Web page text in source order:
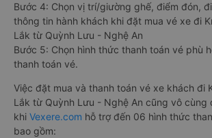
Bước 4: Chọn vị trí/giường ghế, điểm đón,
thông tin hành khách khi đặt mua vé xe đi
Lắk từ Quỳnh Lưu - Nghệ An
Bước 5: Chọn hình thức thanh toán vé phù
thanh toán vé.
Việc đặt mua và thanh toán vé xe khách đi
Lắk từ Quỳnh Lưu - Nghệ An cũng vô cùng
khi Vexere.com hỗ trợ đến 06 hình thức
bao gồm: